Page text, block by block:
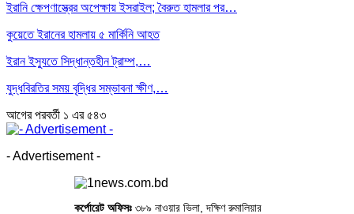
ইরানি ক্ষেপণাস্ত্রের অপেক্ষায় ইসরাইল; বৈরুত হামলার পর…
কুয়েতে ইরানের হামলায় ৫ মার্কিনি আহত
ইরান ইস্যুতে সিদ্ধান্তহীন ট্রাম্প,…
যুদ্ধবিরতির সময় বৃদ্ধির সম্ভাবনা ক্ষীণ,…
আগেরপরবর্তী ১ এর ৫৪৩
- Advertisement -
কর্পোরেট অফিসঃ ৩৮৯ নাওয়ার ভিলা, দক্ষিণ রুমালিয়ার